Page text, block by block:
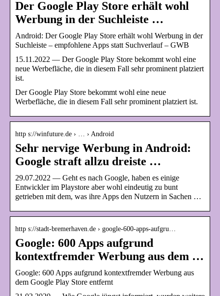
Der Google Play Store erhält wohl
Werbung in der Suchleiste …
Android: Der Google Play Store erhält wohl Werbung in der
Suchleiste – empfohlene Apps statt Suchverlauf – GWB
15.11.2022 — Der Google Play Store bekommt wohl eine
neue Werbefläche, die in diesem Fall sehr prominent platziert
ist.
Der Google Play Store bekommt wohl eine neue
Werbefläche, die in diesem Fall sehr prominent platziert ist.
http s://winfuture.de › … › Android
Sehr nervige Werbung in Android:
Google straft allzu dreiste …
29.07.2022 — Geht es nach Google, haben es einige
Entwickler im Playstore aber wohl eindeutig zu bunt
getrieben mit dem, was ihre Apps den Nutzern in Sachen …
http s://stadt-bremerhaven.de › google-600-apps-aufgru…
Google: 600 Apps aufgrund
kontextfremder Werbung aus dem …
Google: 600 Apps aufgrund kontextfremder Werbung aus
dem Google Play Store entfernt